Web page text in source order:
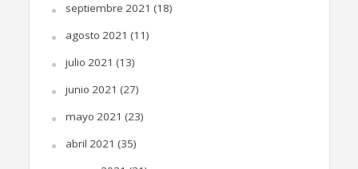
septiembre 2021 (18)
agosto 2021 (11)
julio 2021 (13)
junio 2021 (27)
mayo 2021 (23)
abril 2021 (35)